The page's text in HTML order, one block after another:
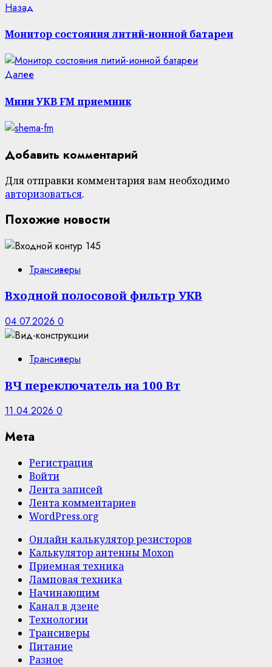
Навигация
записи
Назад
Монитор состояния литий-ионной батареи
ДалееСледующая
Мини УКВ FM приемник
Добавить комментарий
Для отправки комментария вам необходимо
авторизоваться.
Похожие новости
Трансиверы
Входной полосовой фильтр УКВ
04.07.2026 0
Трансиверы
ВЧ переключатель на 100 Вт
11.04.2026 0
Мета
Регистрация
Войти
Лента записей
Лента комментариев
WordPress.org
Онлайн калькулятор резисторов
Калькулятор антенны Moxon
Приемная техника
Ламповая техника
Начинающим
Канал в дзене
Технологии
Трансиверы
Питание
Разное